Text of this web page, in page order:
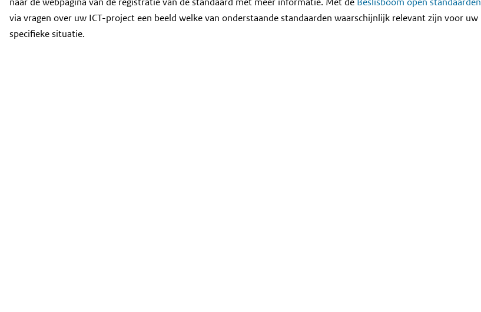
via vragen over uw ICT-project een beeld welke van onderstaande standaarden waarschijnlijk relevant zijn voor uw
specifieke situatie.